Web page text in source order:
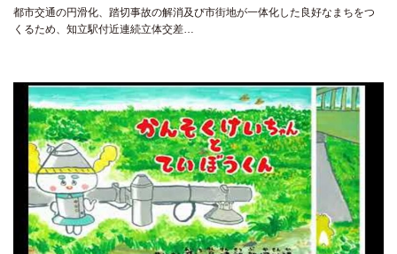
都市交通の円滑化、踏切事故の解消及び市街地が一体化した良好なまちをつ
くるため、知立駅付近連続立体交差…